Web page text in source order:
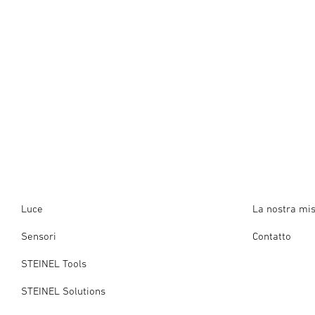
Luce
Sensori
STEINEL Tools
STEINEL Solutions
La nostra
Contatto